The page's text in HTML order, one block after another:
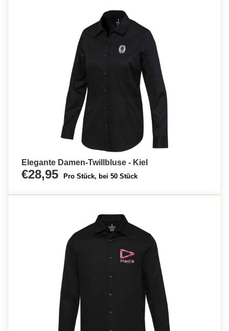
Elegante Damen-Twillbluse - Kiel
€28,95 Pro Stück, bei 50 Stück